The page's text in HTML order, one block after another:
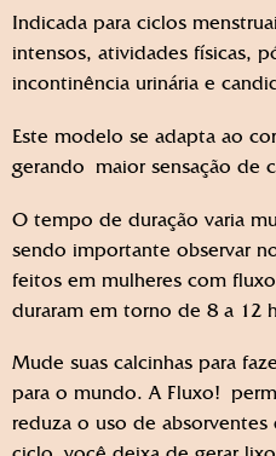
Indicada para ciclos
intensos, atividades físicas,
incontinência urinária e
Este modelo se adapta ao
gerando maior sensação de
O tempo de duração varia
sendo importante observar
feitos em mulheres com
duraram em torno de 8 a 12
Mude suas calcinhas para
para o mundo. A Fluxo!
reduza o uso de absorventes